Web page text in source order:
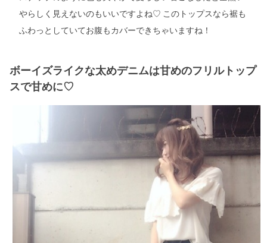
やらしく見えないのもいいですよね♡ このトップスなら裾も
ふわっとしていてお腹もカバーできちゃいますね！
ボーイズライクな太めデニムは甘めのフリルトップ
スで甘めに♡